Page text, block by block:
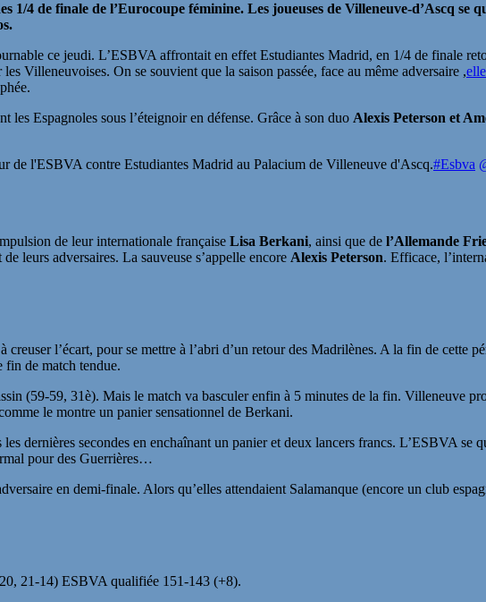
4 de finale de l’Eurocoupe féminine. Les joueuses de Villeneuve-d’Ascq se
ce jeudi. L’ESBVA affrontait en effet Estudiantes Madrid, en 1/4 de finale
Villeneuvoises. On se souvient que la saison passée, face au même adversaire ,
les Espagnoles sous l’éteignoir en défense. Grâce à son duo Alexis Peterson et
de l'ESBVA contre Estudiantes Madrid au Palacium de Villeneuve d'Ascq.#Esbva
de leur internationale française Lisa Berkani, ainsi que de l’Allemande
leurs adversaires. La sauveuse s’appelle encore Alexis Peterson. Efficace,
l’écart, pour se mettre à l’abri d’un retour des Madrilènes. A la fin de cette
fin de match tendue.
(59-59, 31è). Mais le match va basculer enfin à 5 minutes de la fin. Villeneuve
le montre un panier sensationnel de Berkani.
dernières secondes en enchaînant un panier et deux lancers francs. L’ESBVA se
pour des Guerrières…
en demi-finale. Alors qu’elles attendaient Salamanque (encore un club
21-14) ESBVA qualifiée 151-143 (+8).